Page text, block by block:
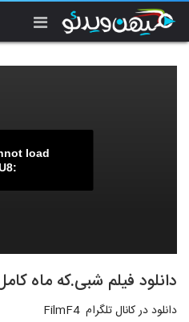
load
دانلود فیلم شبی.که ماه
دانلود در کانال تلگرام FilmF4